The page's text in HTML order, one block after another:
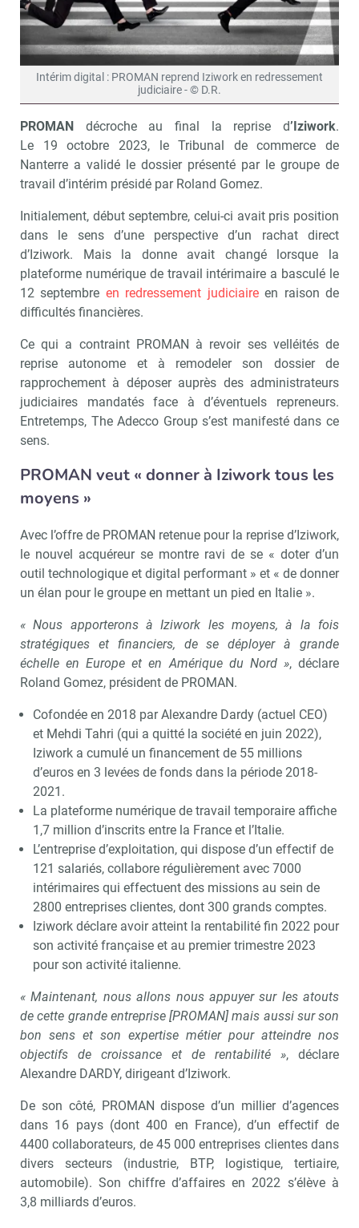
Intérim digital : PROMAN reprend Iziwork en redressement
judiciaire - © D.R.
PROMAN décroche au final la reprise d’Iziwork.
Le 19 octobre 2023, le Tribunal de commerce de
Nanterre a validé le dossier présenté par le groupe de
travail d’intérim présidé par Roland Gomez.
Initialement, début septembre, celui-ci avait pris position
dans le sens d’une perspective d’un rachat direct
d’Iziwork. Mais la donne avait changé lorsque la
plateforme numérique de travail intérimaire a basculé le
12 septembre en redressement judiciaireen raison de
difficultés financières.
Ce qui a contraint PROMAN à revoir ses velléités de
reprise autonome et à remodeler son dossier de
rapprochement à déposer auprès des administrateurs
judiciaires mandatés face à d’éventuels repreneurs.
Entretemps, The Adecco Group s’est manifesté dans ce
sens.
PROMAN veut « donner à Iziwork tous les
moyens »
Avec l’offre de PROMAN retenue pour la reprise d’Iziwork,
le nouvel acquéreur se montre ravi de se « doter d’un
outil technologique et digital performant » et « de donner
un élan pour le groupe en mettant un pied en Italie ».
« Nous apporterons à Iziwork les moyens, à la fois
stratégiques et financiers, de se déployer à grande
échelle en Europe et en Amérique du Nord », déclare
Roland Gomez, président de PROMAN.
Cofondée en 2018 par Alexandre Dardy (actuel CEO)
et Mehdi Tahri (qui a quitté la société en juin 2022),
Iziwork a cumulé un financement de 55 millions
d’euros en 3 levées de fonds dans la période 2018-
2021.
La plateforme numérique de travail temporaire affiche
1,7 million d’inscrits entre la France et l’Italie.
L’entreprise d’exploitation, qui dispose d’un effectif de
121 salariés, collabore régulièrement avec 7000
intérimaires qui effectuent des missions au sein de
2800 entreprises clientes, dont 300 grands comptes.
Iziwork déclare avoir atteint la rentabilité fin 2022 pour
son activité française et au premier trimestre 2023
pour son activité italienne.
« Maintenant, nous allons nous appuyer sur les atouts
de cette grande entreprise [PROMAN] mais aussi sur son
bon sens et son expertise métier pour atteindre nos
objectifs de croissance et de rentabilité », déclare
Alexandre DARDY, dirigeant d’Iziwork.
De son côté, PROMAN dispose d’un millier d’agences
dans 16 pays (dont 400 en France), d’un effectif de
4400 collaborateurs, de 45 000 entreprises clientes dans
divers secteurs (industrie, BTP, logistique, tertiaire,
automobile). Son chiffre d’affaires en 2022 s’élève à
3,8 milliards d’euros.